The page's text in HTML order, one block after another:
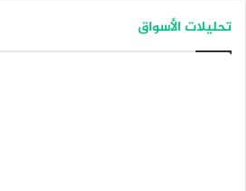
تحليلات الأسواق